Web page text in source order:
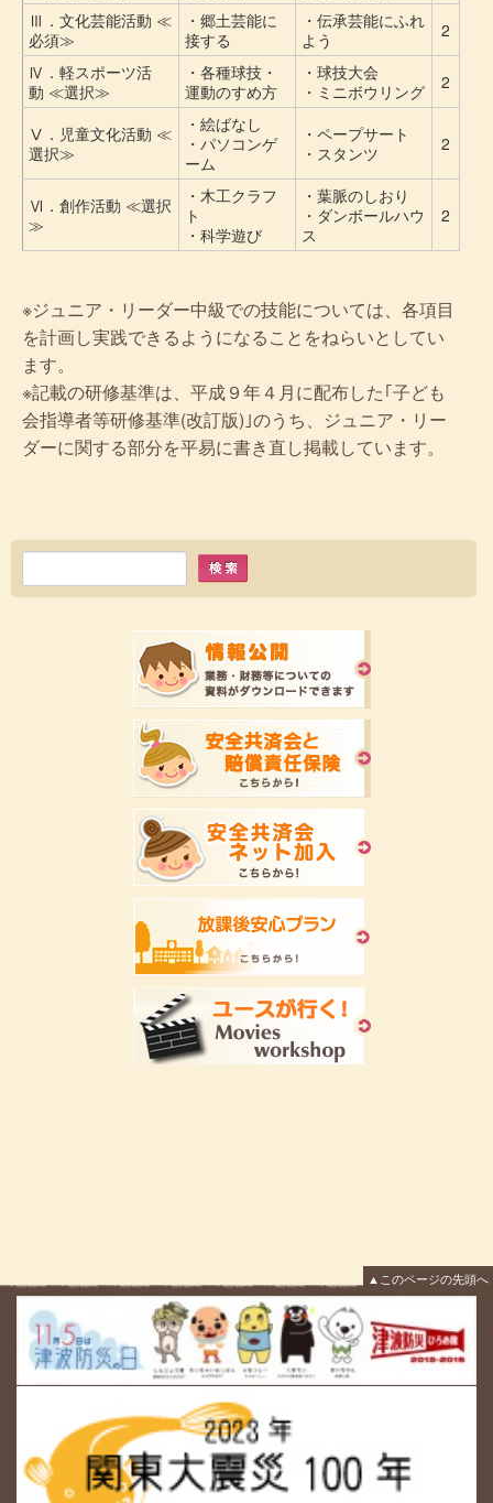
Ⅲ．文化芸能活動 ≪
必須≫
・郷土芸能に
接する
・伝承芸能にふれ
よう
2
Ⅳ．軽スポーツ活
動 ≪選択≫
・各種球技・
運動のすめ方
・球技大会
・ミニボウリング
2
Ⅴ．児童文化活動 ≪
選択≫
・絵ばなし
・パソコンゲ
ーム
・ペープサート
・スタンツ
2
Ⅵ．創作活動 ≪選択
≫
・木工クラフ
ト
・科学遊び
・葉脈のしおり
・ダンボールハウ
ス
2
※ジュニア・リーダー中級での技能については、各項目
を計画し実践できるようになることをねらいとしてい
ます。
※記載の研修基準は、平成９年４月に配布した｢子ども
会指導者等研修基準(改訂版)｣のうち、ジュニア・リー
ダーに関する部分を平易に書き直し掲載しています。
▲このページの先頭へ